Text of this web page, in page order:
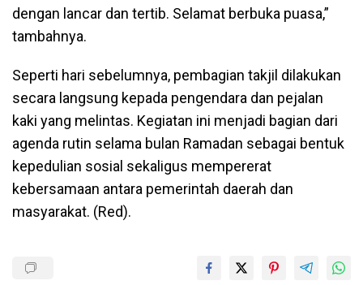
dengan lancar dan tertib. Selamat berbuka puasa,”
tambahnya.
Seperti hari sebelumnya, pembagian takjil dilakukan
secara langsung kepada pengendara dan pejalan
kaki yang melintas. Kegiatan ini menjadi bagian dari
agenda rutin selama bulan Ramadan sebagai bentuk
kepedulian sosial sekaligus mempererat
kebersamaan antara pemerintah daerah dan
masyarakat. (Red).